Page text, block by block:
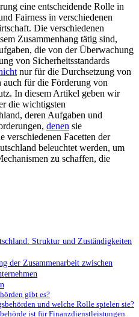
über
die
verschiedenen
in
Deutschland
eine entscheidende Rolle in
⁢Fairness in verschiedenen
Die verschiedenen
Zusammenhang tätig sind,
die von der Überwachung
von ⁢Sicherheitsstandards
nur ‌für die Durchsetzung​ von
auch für die Förderung von
In‍ diesem Artikel geben ‍wir
die wichtigsten
deren Aufgaben ​und
denen ⁢ sie
⁣verschiedenen ⁤Facetten‍ der‌
beleuchtet werden, um
zu schaffen, die
‌Struktur und Zuständigkeiten
der⁣ Zusammenarbeit ⁤zwischen
gibt‍ es?
und welche Rolle spielen sie?
ist für ‍Finanzdienstleistungen